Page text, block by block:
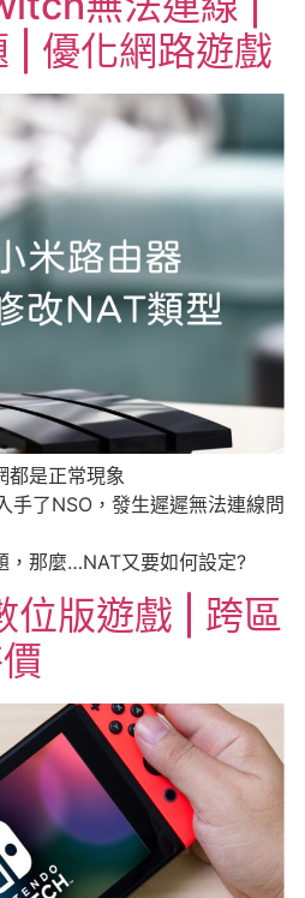
| 優化網路遊戲
都是正常現象
手了NSO，發生遲遲無法連線問
，那麼…NAT又要如何設定?
位版遊戲 | 跨區